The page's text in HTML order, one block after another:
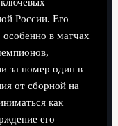
России. Его
особенно в матчах
за номер один в
от сборной на
как
его